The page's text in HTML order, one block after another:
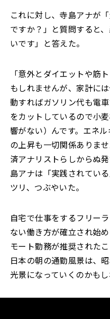
これに対し、寺島アナが
ですか？」と質問すると
いです」と答えた。
「意外とダイエットや筋
もしれませんが、家計に
動すればガソリン代も電
をカットしているので小
響がない）んです。エネ
の上昇も一切関係ありま
済アナリストらしからぬ
島アナは「実践されてい
ツリ、つぶやいた。
自宅で仕事をするフリー
ない働き方が確立され始
モート勤務が推奨された
日本の朝の通勤風景は、
光景になっていくのかもし